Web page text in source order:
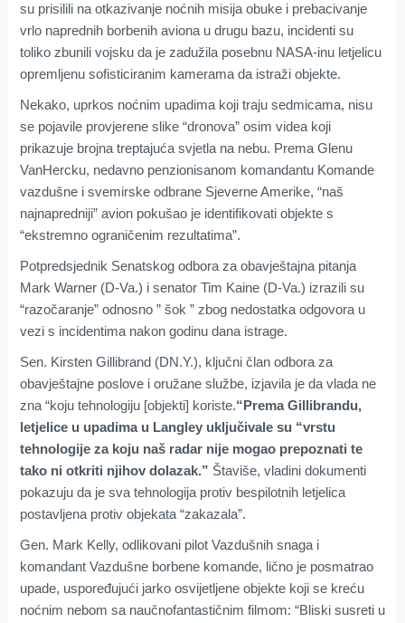
su prisilili na otkazivanje noćnih misija obuke i prebacivanje
vrlo naprednih borbenih aviona u drugu bazu, incidenti su
toliko zbunili vojsku da je zadužila posebnu NASA-inu letjelicu
opremljenu sofisticiranim kamerama da istraži objekte.
Nekako, uprkos noćnim upadima koji traju sedmicama, nisu
se pojavile provjerene slike “dronova” osim videa koji
prikazuje brojna treptajuća svjetla na nebu. Prema Glenu
VanHercku, nedavno penzionisanom komandantu Komande
vazdušne i svemirske odbrane Sjeverne Amerike, “naš
najnapredniji” avion pokušao je identifikovati objekte s
“ekstremno ograničenim rezultatima”.
Potpredsjednik Senatskog odbora za obavještajna pitanja
Mark Warner (D-Va.) i senator Tim Kaine (D-Va.) izrazili su
“razočaranje” odnosno ” šok ” zbog nedostatka odgovora u
vezi s incidentima nakon godinu dana istrage.
Sen. Kirsten Gillibrand (DN.Y.), ključni član odbora za
obavještajne poslove i oružane službe, izjavila je da vlada ne
zna “koju tehnologiju [objekti] koriste.“Prema Gillibrandu,
letjelice u upadima u Langley uključivale su “vrstu
tehnologije za koju naš radar nije mogao prepoznati te
tako ni otkriti njihov dolazak.” Štaviše, vladini dokumenti
pokazuju da je sva tehnologija protiv bespilotnih letjelica
postavljena protiv objekata “zakazala”.
Gen. Mark Kelly, odlikovani pilot Vazdušnih snaga i
komandant Vazdušne borbene komande, lično je posmatrao
upade, uspoređujući jarko osvijetljene objekte koji se kreću
noćnim nebom sa naučnofantastičnim filmom: “Bliski susreti u